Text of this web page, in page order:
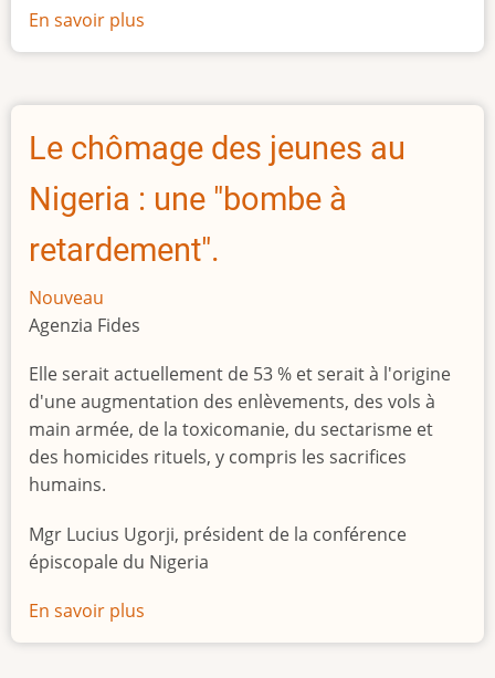
En savoir plus
La
taille
l'Afrique
Le chômage des jeunes au
Nigeria : une "bombe à
retardement".
Nouveau
Agenzia Fides
Elle serait actuellement de 53 % et serait à l'origine
d'une augmentation des enlèvements, des vols à
main armée, de la toxicomanie, du sectarisme et
des homicides rituels, y compris les sacrifices
humains.
Mgr Lucius Ugorji, président de la conférence
épiscopale du Nigeria
En savoir plus
Le